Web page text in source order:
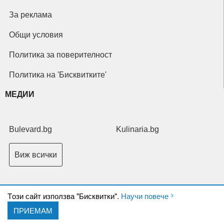
Tози сайт използва "Бисквитки". Научи повече
ПРИЕМАМ
За реклама
Общи условия
Политика за поверителност
Политика на 'Бисквитките'
МЕДИИ
Bulevard.bg Kulinaria.bg
Виж всички
Copyright © 2026 Ксениум ООД. Всички права запазени.